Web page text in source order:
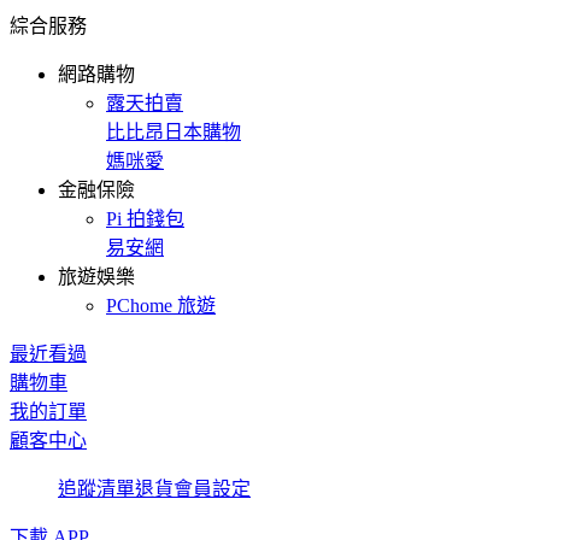
綜合服務
網路購物
露天拍賣
比比昂日本購物
媽咪愛
金融保險
Pi 拍錢包
易安網
旅遊娛樂
PChome 旅遊
最近看過
購物車
我的訂單
顧客中心
追蹤清單退貨會員設定